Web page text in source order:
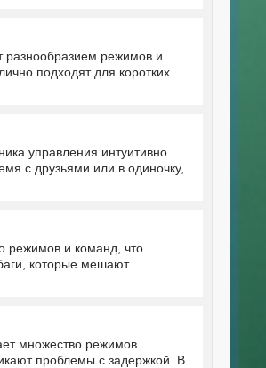
разнообразием режимов и
подходят для коротких
управления интуитивно
с друзьями или в одиночку,
режимов и команд, что
которые мешают
множество режимов
проблемы с задержкой. В